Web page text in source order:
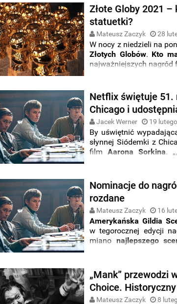
Złote Globy 2021
statuetki?
Mateusz Zaczyk 28
W nocy z niedzieli na
Złotych Globów. Kto
najważniejszych nagród
Netflix świętuje 51.
Chicago i
Jacek Werner 19
By uświętnić
słynnej Siódemki z
filmAarona Sorkina. „‚
Nominacje do
rozdane
Mateusz Zaczyk 16
Amerykańska Gildia
w tegorocznej edycji
miano najlepszego
„Mank” przewodzi
Choice.
Mateusz Zaczyk 8